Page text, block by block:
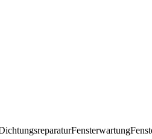
Fensterwartung